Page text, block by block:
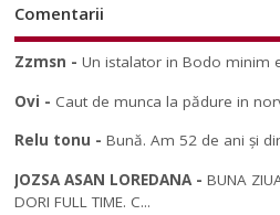
Comentarii
Zzmsn -Un istalator in Bodo minim
Ovi - Caut de munca la pădure in
Relu tonu -Bună. Am 52 de ani și
JOZSA ASAN LOREDANA-BUNA
DORI FULL TIME. C...